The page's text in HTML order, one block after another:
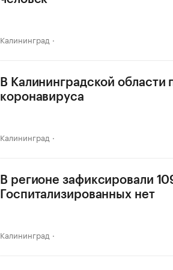
Калининград
В Калининградской
коронавируса
Калининград
В регионе зафиксировали
Госпитализированных нет
Калининград